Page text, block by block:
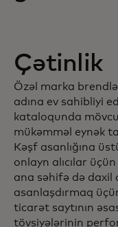
Çətinlik
Özəl marka
adına ev sahibliyi
kataloqunda
mükəmməl eynək
Kəşf asanlığına
onlayn alıcılar
ana səhifə də daxil
asanlaşdırmaq
ticarət saytının
tövsiyələrinin